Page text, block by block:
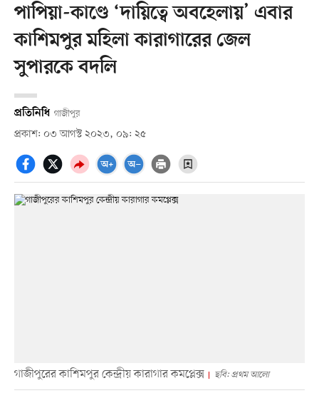
পাপিয়া-কাণ্ডে ‘দায়িত্বে অবহেলায়’ এবার
কাশিমপুর মহিলা কারাগারের জেল
সুপারকে বদলি
প্রতিনিধি গাজীপুর
প্রকাশ: ০৩ আগস্ট ২০২৩, ০৯: ২৫
গাজীপুরের কাশিমপুর কেন্দ্রীয় কারাগার কমপ্লেক্স ছবি: প্রথম আলো